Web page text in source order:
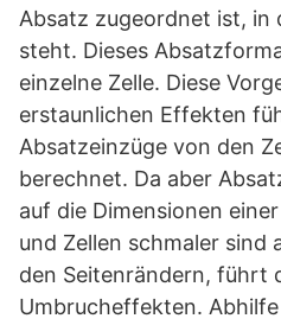
Absatz zugeordnet ist, in
steht. Dieses
einzelne Zelle. Diese
erstaunlichen Effekten
Absatzeinzüge von den
berechnet. Da aber
auf die Dimensionen
und Zellen schmaler sind
den Seitenrändern, führt
Umbrucheffekten.